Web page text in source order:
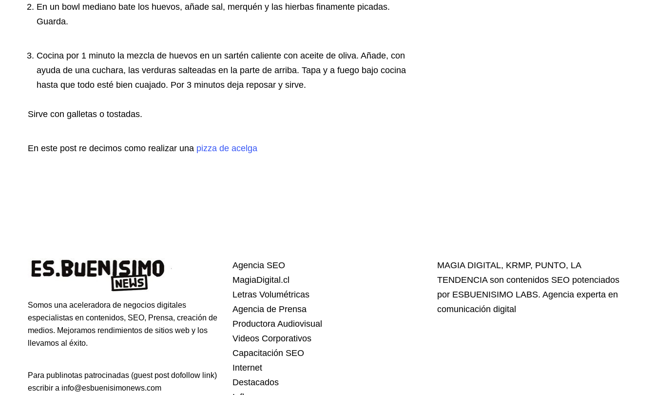
En un bowl mediano bate los huevos, añade sal, merquén y las hierbas finamente picadas.
Guarda.
Cocina por 1 minuto la mezcla de huevos en un sartén caliente con aceite de oliva. Añade, con
ayuda de una cuchara, las verduras salteadas en la parte de arriba. Tapa y a fuego bajo cocina
hasta que todo esté bien cuajado. Por 3 minutos deja reposar y sirve.
Sirve con galletas o tostadas.
En este post re decimos como realizar una pizza de acelga
Somos una aceleradora de negocios digitales
especialistas en contenidos, SEO, Prensa, creación de
medios. Mejoramos rendimientos de sitios web y los
llevamos al éxito.
Para publinotas patrocinadas (guest post dofollow link)
escribir a info@esbuenisimonews.com
Agencia SEO
MagiaDigital.cl
Letras Volumétricas
Agencia de Prensa
Productora Audiovisual
Videos Corporativos
Capacitación SEO
Internet
Destacados
MAGIA DIGITAL, KRMP, PUNTO, LA
TENDENCIAson contenidos SEO potenciados
por ESBUENISIMO LABS. Agencia experta en
comunicación digital